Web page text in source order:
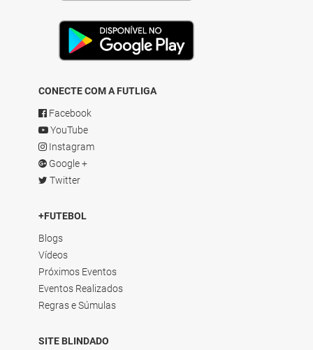
CONECTE COM A FUTLIGA
Facebook
YouTube
Instagram
Google +
Twitter
+FUTEBOL
Blogs
Vídeos
Próximos Eventos
Eventos Realizados
Regras e Súmulas
SITE BLINDADO